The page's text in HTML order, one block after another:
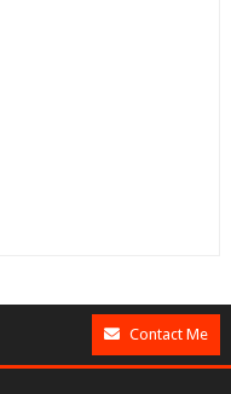
Contact Me